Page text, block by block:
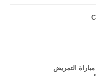
مباراة التمريض